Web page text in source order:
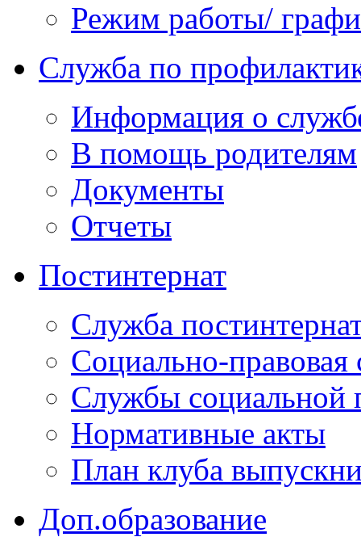
Режим работы/
Служба по
Информация о
В помощь родителям
Документы
Отчеты
Постинтернат
Служба
Социально-правовая
Службы социальной
Нормативные акты
План клуба
Доп.образование